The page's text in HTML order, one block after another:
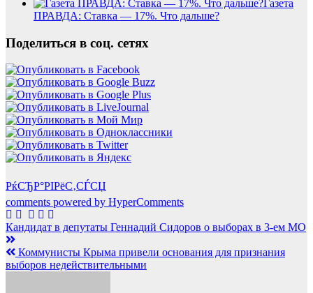
Газета
ПРАВДА: Ставка — 17%. Что дальше?
Поделиться в соц. сетях
РќСЂР°РІРёС‚СЃСЏ
comments powered by HyperComments
Навигация
по
записям
Кандидат в депутаты Геннадий Сидоров о выборах в 3-ем МО
Коммунисты Крыма привели основания для признания
выборов недействительными